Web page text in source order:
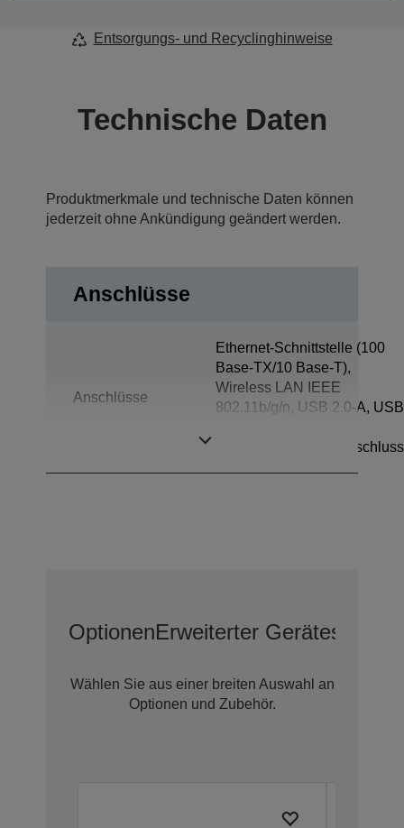
Entsorgungs- und Recyclinghinweise
Technische Daten
Produktmerkmale und technische Daten können
jederzeit ohne Ankündigung geändert werden.
Anschlüsse
Anschlüsse
Ethernet-Schnittstelle (100
Base-TX/10 Base-T),
Wireless LAN IEEE
802.11b/g/n, USB 2.0-A, USB
Kassenschubladenanschluss
OptionenErweiterter Geräteschutz
Wählen Sie aus einer breiten Auswahl an
Optionen und Zubehör.